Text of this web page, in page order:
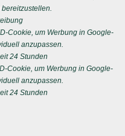
Cookie, um Werbung in Google-
anzupassen.
24 Stunden
Cookie, um Werbung in Google-
anzupassen.
24 Stunden